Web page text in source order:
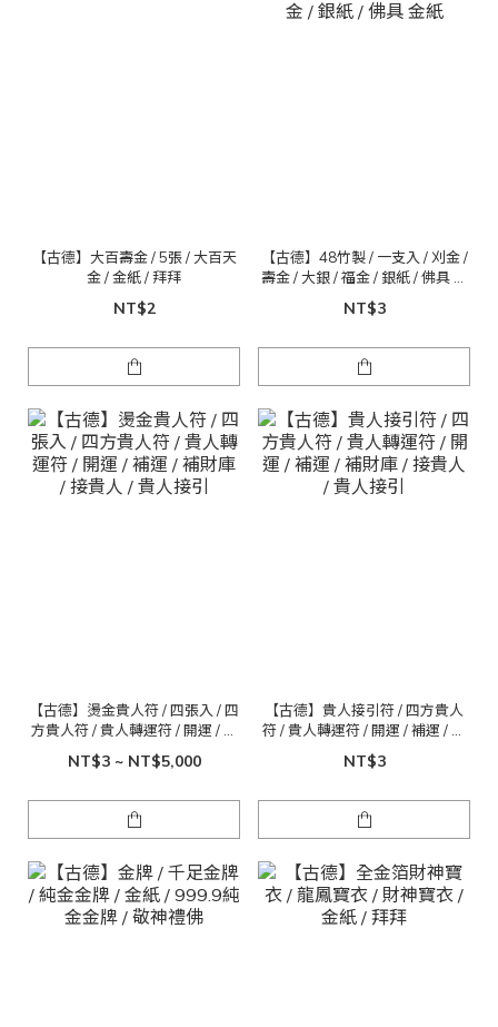
【古德】大百壽金 / 5張 / 大百天
金 / 金紙 / 拜拜
NT$2
【古德】48竹製 / 一支入 / 刈金 /
壽金 / 大銀 / 福金 / 銀紙 / 佛具 金
NT$3
【古德】燙金貴人符 / 四張入 / 四
方貴人符 / 貴人轉運符 / 開運 / 補
運 / 補財庫 / 接貴人 / 貴人接引
NT$3 ~ NT$5,000
【古德】貴人接引符 / 四方貴人
符 / 貴人轉運符 / 開運 / 補運 / 補
財庫 / 接貴人 / 貴人接引
NT$3